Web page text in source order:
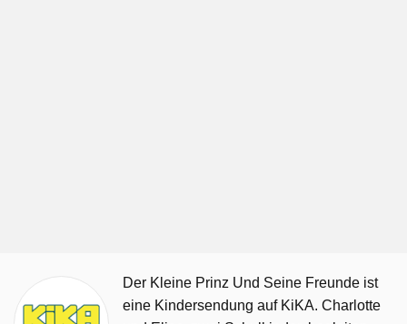
Der Kleine Prinz Und Seine Freunde ist
eine Kindersendung auf KiKA. Charlotte